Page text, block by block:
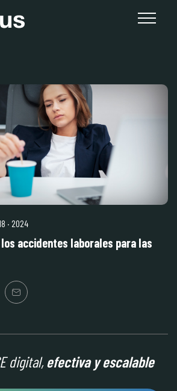
· 2024
accidentes laborales para las
digital,efectiva y escalable